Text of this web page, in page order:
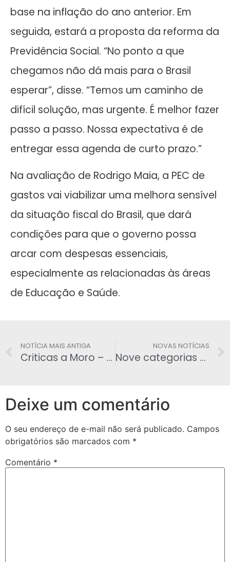
base na inflação do ano anterior. Em
seguida, estará a proposta da reforma da
Previdência Social. “No ponto a que
chegamos não dá mais para o Brasil
esperar”, disse. “Temos um caminho de
difícil solução, mas urgente. É melhor fazer
passo a passo. Nossa expectativa é de
entregar essa agenda de curto prazo.”
Na avaliação de Rodrigo Maia, a PEC de
gastos vai viabilizar uma melhora sensível
da situação fiscal do Brasil, que dará
condições para que o governo possa
arcar com despesas essenciais,
especialmente as relacionadas às áreas
de Educação e Saúde.
NOTÍCIA MAIS ANTIGA
Criticas a Moro – Associação de Juízes reage a Lua: ‘Todos de vem se submeter a jurisdição‘
NOVAS NOTÍCIAS
Nove categorias sem aumento salarial
Deixe um comentário
O seu endereço de e-mail não será publicado. Campos
obrigatórios são marcados com *
Comentário *